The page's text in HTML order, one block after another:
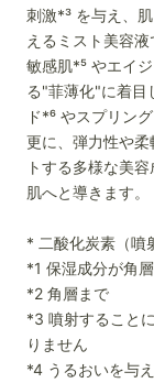
刺激*³ を与え、
えるミスト美容液
敏感肌*⁵ やエイ
る"菲薄化"に着目
ド*⁶ やスプリン
更に、弾力性や
トする多様な美
肌へと導きます。
* 二酸化炭素（噴
*1 保湿成分が角
*2 角層まで
*3 噴射すること
りません
*4 うるおいを与